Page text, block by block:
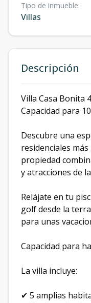
Tipo de inmueble:
Villas
Descripción
Villa Casa Bonita
Capacidad para
Descubre una
residenciales
propiedad
y atracciones de
Relájate en tu
golf desde la
para unas
Capacidad para
La villa incluye:
✔ 5 amplias